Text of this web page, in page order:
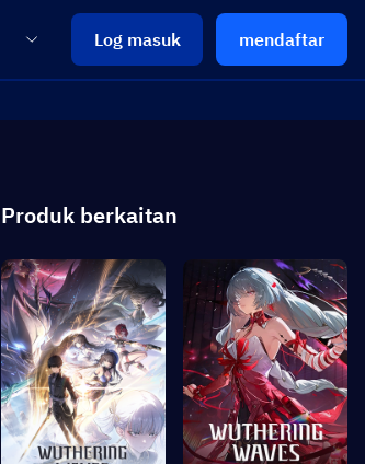
Log masuk mendaftar
Produk berkaitan